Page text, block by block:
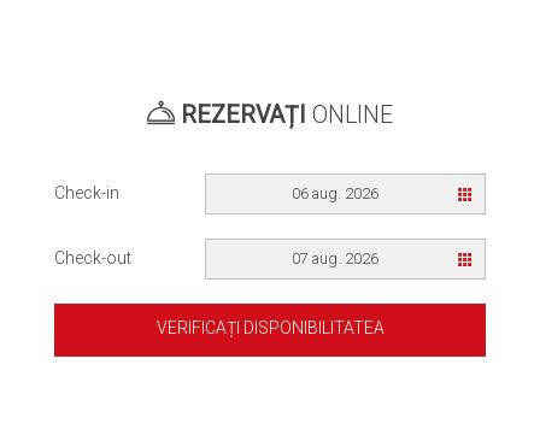
REZERVAȚI ONLINE
Check-in 06 aug. 2026
Check-out 07 aug. 2026
VERIFICAȚI DISPONIBILITATEA